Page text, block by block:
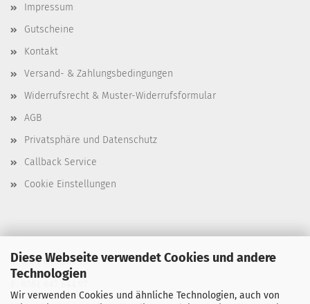
Diese Webseite verwendet Cookies und andere
Technologien
Wir verwenden Cookies und ähnliche Technologien, auch von
Impressum
Gutscheine
Kontakt
Versand- & Zahlungsbedingungen
Widerrufsrecht & Muster-Widerrufsformular
AGB
Privatsphäre und Datenschutz
Callback Service
Cookie Einstellungen
T. 0351 647 544 93
F. 0351 647 544 97